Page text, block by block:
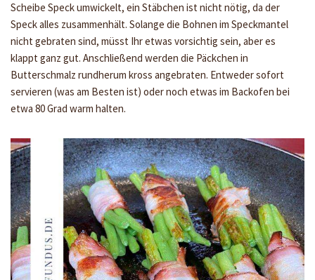
Scheibe Speck umwickelt, ein Stäbchen ist nicht nötig, da der
Speck alles zusammenhält. Solange die Bohnen im Speckmantel
nicht gebraten sind, müsst Ihr etwas vorsichtig sein, aber es
klappt ganz gut. Anschließend werden die Päckchen in
Butterschmalz rundherum kross angebraten. Entweder sofort
servieren (was am Besten ist) oder noch etwas im Backofen bei
etwa 80 Grad warm halten.